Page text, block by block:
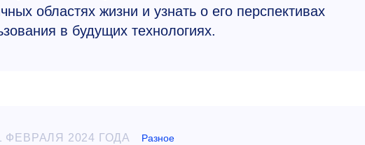
областях жизни и узнать о его перспективах
в будущих технологиях.
ФЕВРАЛЯ 2024 ГОДА Разное